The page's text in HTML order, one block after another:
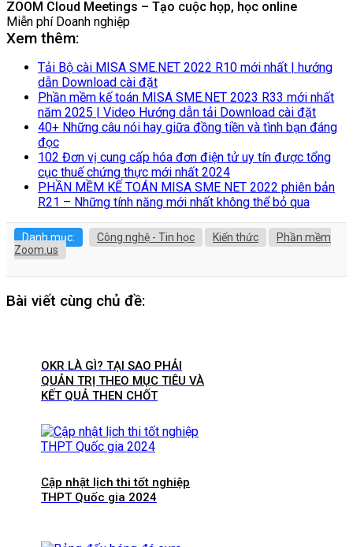
ZOOM Cloud Meetings – Tạo cuộc họp, học online
Miễn phí Doanh nghiệp
Xem thêm:
Tải Bộ cài MISA SME.NET 2022 R10 mới nhất | hướng
dẫn Download cài đặt
Phần mềm kế toán MISA SME.NET 2023 R33 mới nhất
năm 2025 | Video Hướng dẫn tải Download cài đặt
40+ Những câu nói hay giữa đồng tiền và tình bạn đáng
đọc
102 Đơn vị cung cấp hóa đơn điện tử uy tín được tổng
cục thuế chứng thực mới nhất 2024
PHẦN MỀM KẾ TOÁN MISA SME NET 2022 phiên bản
R21 – Những tính năng mới nhất không thể bỏ qua
Danh mục: Công nghệ - Tin học Kiến thức
Phần mềm
Zoom.us
Bài viết cùng chủ đề:
OKR LÀ GÌ? TẠI SAO PHẢI
QUẢN TRỊ THEO MỤC TIÊU VÀ
KẾT QUẢ THEN CHỐT
Cập nhật lịch thi tốt nghiệp
THPT Quốc gia 2024